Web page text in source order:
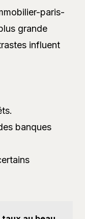
paris-
grande
influent
banques